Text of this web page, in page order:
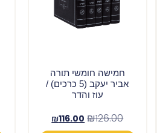
חמישה חומשי תורה
אביר יעקב (5 כרכים) /
עוז והדר
₪126.00
₪116.00